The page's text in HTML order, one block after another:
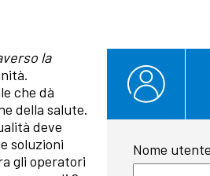
la
che dà
della salute.
deve
soluzioni
gli operatori
Nome utente